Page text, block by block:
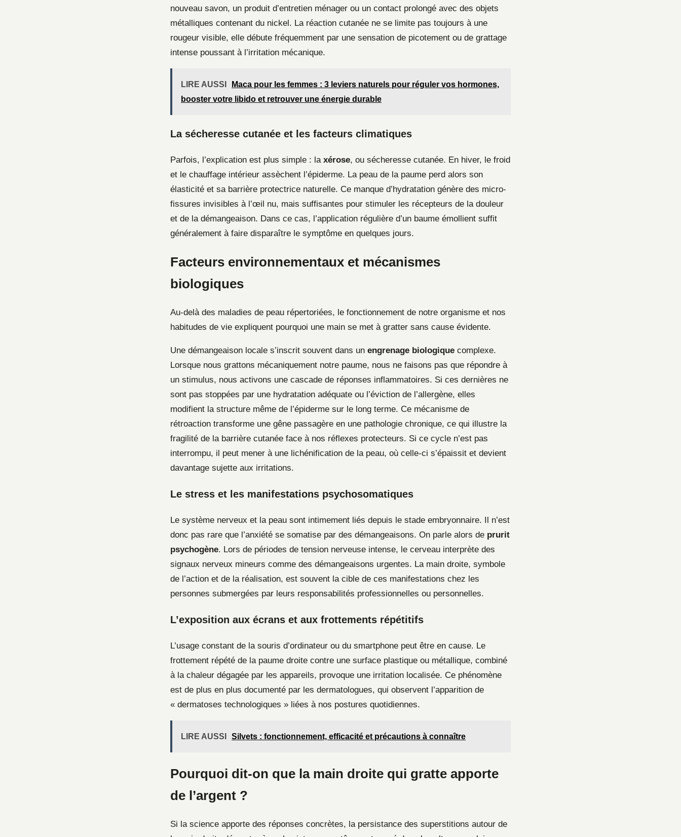
nouveau savon, un produit d’entretien ménager ou un contact prolongé avec des objets
métalliques contenant du nickel. La réaction cutanée ne se limite pas toujours à une
rougeur visible, elle débute fréquemment par une sensation de picotement ou de grattage
intense poussant à l’irritation mécanique.
LIRE AUSSI
Maca pour les femmes : 3 leviers naturels pour réguler vos hormones,
booster votre libido et retrouver une énergie durable
La sécheresse cutanée et les facteurs climatiques
Parfois, l’explication est plus simple : la xérose, ou sécheresse cutanée. En hiver, le froid
et le chauffage intérieur assèchent l’épiderme. La peau de la paume perd alors son
élasticité et sa barrière protectrice naturelle. Ce manque d’hydratation génère des micro-
fissures invisibles à l’œil nu, mais suffisantes pour stimuler les récepteurs de la douleur
et de la démangeaison. Dans ce cas, l’application régulière d’un baume émollient suffit
généralement à faire disparaître le symptôme en quelques jours.
Facteurs environnementaux et mécanismes
biologiques
Au-delà des maladies de peau répertoriées, le fonctionnement de notre organisme et nos
habitudes de vie expliquent pourquoi une main se met à gratter sans cause évidente.
Une démangeaison locale s’inscrit souvent dans un engrenage biologique complexe.
Lorsque nous grattons mécaniquement notre paume, nous ne faisons pas que répondre à
un stimulus, nous activons une cascade de réponses inflammatoires. Si ces dernières ne
sont pas stoppées par une hydratation adéquate ou l’éviction de l’allergène, elles
modifient la structure même de l’épiderme sur le long terme. Ce mécanisme de
rétroaction transforme une gêne passagère en une pathologie chronique, ce qui illustre la
fragilité de la barrière cutanée face à nos réflexes protecteurs. Si ce cycle n’est pas
interrompu, il peut mener à une lichénification de la peau, où celle-ci s’épaissit et devient
davantage sujette aux irritations.
Le stress et les manifestations psychosomatiques
Le système nerveux et la peau sont intimement liés depuis le stade embryonnaire. Il n’est
donc pas rare que l’anxiété se somatise par des démangeaisons. On parle alors de prurit
psychogène. Lors de périodes de tension nerveuse intense, le cerveau interprète des
signaux nerveux mineurs comme des démangeaisons urgentes. La main droite, symbole
de l’action et de la réalisation, est souvent la cible de ces manifestations chez les
personnes submergées par leurs responsabilités professionnelles ou personnelles.
L’exposition aux écrans et aux frottements répétitifs
L’usage constant de la souris d’ordinateur ou du smartphone peut être en cause. Le
frottement répété de la paume droite contre une surface plastique ou métallique, combiné
à la chaleur dégagée par les appareils, provoque une irritation localisée. Ce phénomène
est de plus en plus documenté par les dermatologues, qui observent l’apparition de
« dermatoses technologiques » liées à nos postures quotidiennes.
LIRE AUSSI Silvets : fonctionnement, efficacité et précautions à connaître
Pourquoi dit-on que la main droite qui gratte apporte
de l’argent ?
Si la science apporte des réponses concrètes, la persistance des superstitions autour de